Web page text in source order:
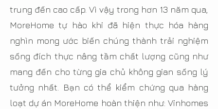
trung đến cao cấp. Vì vậy trong hơn 13 năm qua,
MoreHome tự hào khi đã hiện thực hóa hàng
nghìn mong ước biến chúng thành trải nghiệm
sống đích thực nâng tầm chất lượng cũng như
mang đến cho từng gia chủ không gian sống lý
tưởng nhất. Bạn có thể kiểm chứng qua hàng
loạt dự án MoreHome hoàn thiện như: Vinhomes